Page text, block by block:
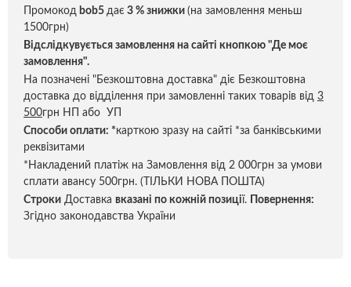
Промокод bob5 дає 3 % знижки (на замовлення меньш
1500грн)
Відслідкувується замовлення на сайті кнопкою "Де моє
замовлення".
На позначені "Безкоштовна доставка" діє Безкоштовна
доставка до відділення при замовленні таких товарів від 3
500грн НП або УП
Способи оплати: *карткою зразу на сайті *за банківськими
реквізитами
*Накладений платіж на Замовлення від 2 000грн за умови
сплати авансу 500грн. (ТІЛЬКИ НОВА ПОШТА)
Строки Доставка вказані по кожній позиції.
Повернення:
Згідно законодавства України